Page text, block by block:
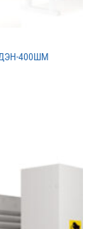
400ШМ